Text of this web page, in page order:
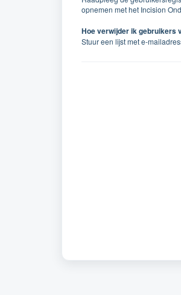
opnemen met het Incision
Hoe verwijder ik gebruikers
Stuur een lijst met e-